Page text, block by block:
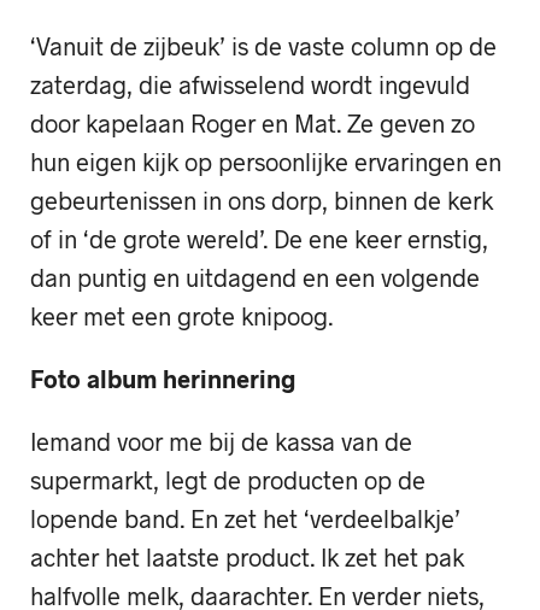
‘Vanuit de zijbeuk’ is de vaste column op de
zaterdag, die afwisselend wordt ingevuld
door kapelaan Roger en Mat. Ze geven zo
hun eigen kijk op persoonlijke ervaringen en
gebeurtenissen in ons dorp, binnen de kerk
of in ‘de grote wereld’. De ene keer ernstig,
dan puntig en uitdagend en een volgende
keer met een grote knipoog.
Foto album herinnering
Iemand voor me bij de kassa van de
supermarkt, legt de producten op de
lopende band. En zet het ‘verdeelbalkje’
achter het laatste product. Ik zet het pak
halfvolle melk, daarachter. En verder niets,